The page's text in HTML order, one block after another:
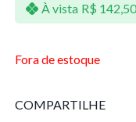
À vista R$ 142,50
Fora de estoque
COMPARTILHE